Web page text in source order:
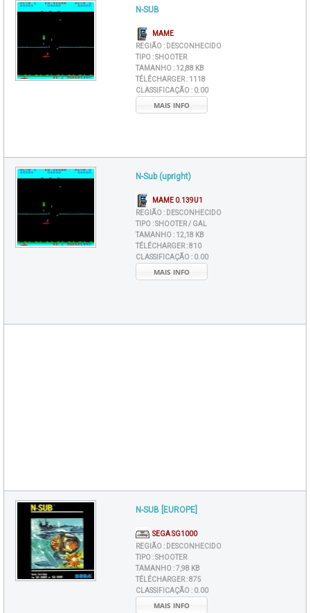
N-SUB
MAME
REGIÃO : DESCONHECIDO
TIPO :SHOOTER
TAMANHO : 12,88 KB
TÉLÉCHARGER : 1118
CLASSIFICAÇÃO : 0.00
MAIS INFO
N-Sub (upright)
MAME 0.139U1
REGIÃO : DESCONHECIDO
TIPO :SHOOTER / GAL
TAMANHO : 12,18 KB
TÉLÉCHARGER :810
CLASSIFICAÇÃO : 0.00
MAIS INFO
N-SUB [EUROPE]
SEGA SG1000
REGIÃO : DESCONHECIDO
TIPO :SHOOTER
TAMANHO :7,98 KB
TÉLÉCHARGER :875
CLASSIFICAÇÃO : 0.00
MAIS INFO